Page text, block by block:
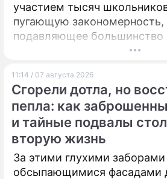
участием тысяч
пугающую закономерность,
подавляющее большинство
11:14 / 07 августа 2026
Сгорели дотла, но
пепла: как
и тайные подвалы
вторую жизнь
За этими глухими заборами
обсыпающимися фасадами